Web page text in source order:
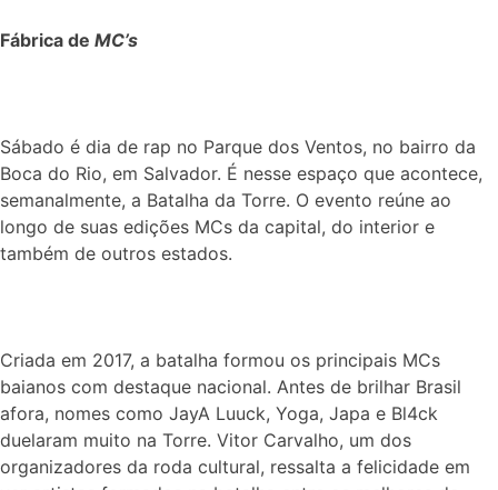
Fábrica de MC’s
Sábado é dia de rap no Parque dos Ventos, no bairro da
Boca do Rio, em Salvador. É nesse espaço que acontece,
semanalmente, a Batalha da Torre. O evento reúne ao
longo de suas edições MCs da capital, do interior e
também de outros estados.
Criada em 2017, a batalha formou os principais MCs
baianos com destaque nacional. Antes de brilhar Brasil
afora, nomes como JayA Luuck, Yoga, Japa e Bl4ck
duelaram muito na Torre. Vitor Carvalho, um dos
organizadores da roda cultural, ressalta a felicidade em